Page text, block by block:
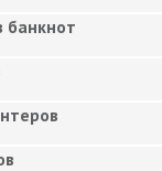
банкнот